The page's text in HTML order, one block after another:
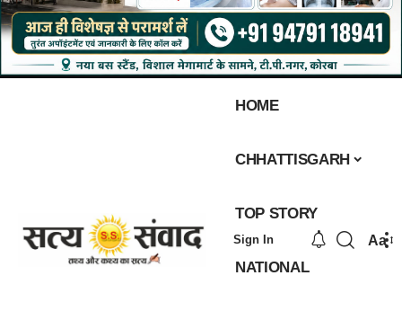
HOME
CHHATTISGARH
TOP STORY
NATIONAL
Sign In Aa